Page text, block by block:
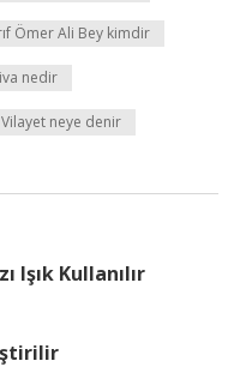
Ömer Ali Bey kimdir
nedir
Vilayet neye denir
Işık Kullanılır